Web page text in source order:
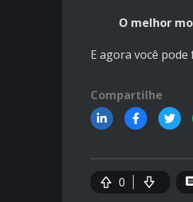
O melhor
E agora você
Compartilhe
0